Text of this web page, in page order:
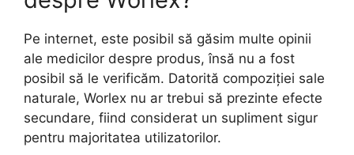
Pe internet, este posibil să găsim multe opinii
ale medicilor despre produs, însă nu a fost
posibil să le verificăm. Datorită compoziției sale
naturale, Worlex nu ar trebui să prezinte efecte
secundare, fiind considerat un supliment sigur
pentru majoritatea utilizatorilor.